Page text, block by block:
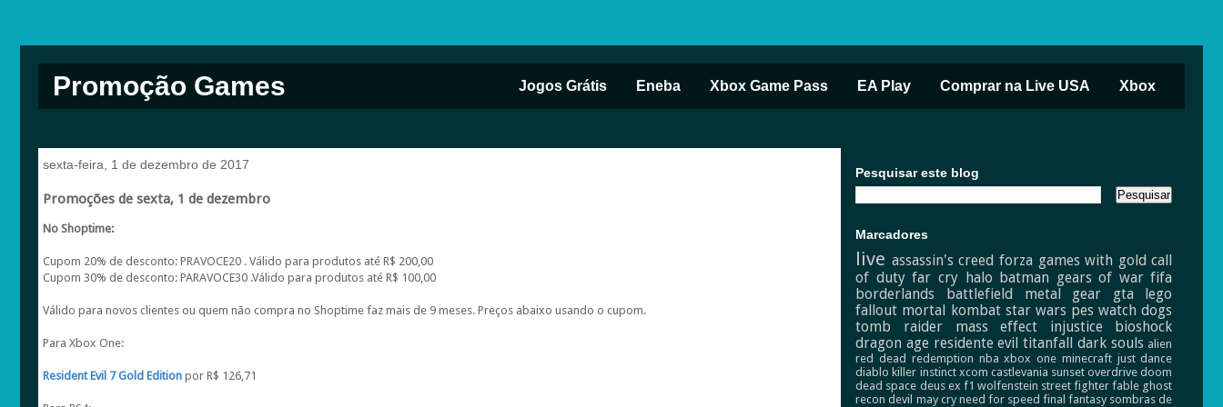
Promoção Games Jogos Grátis Eneba Xbox Game Pass EA Play Comprar na Live USA Xbox
sexta-feira, 1 de dezembro de 2017
Promoções de sexta, 1 de dezembro
No Shoptime:
Cupom 20% de desconto: PRAVOCE20 . Válido para produtos até R$ 200,00
Cupom 30% de desconto: PARAVOCE30 .Válido para produtos até R$ 100,00
Válido para novos clientes ou quem não compra no Shoptime faz mais de 9 meses. Preços abaixo usando o cupom.
Para Xbox One:
Resident Evil 7 Gold Edition por R$ 126,71
Pesquisar este blog
Marcadores
live assassin's creed forza games with gold call
of duty far cry halo batman gears of war fifa
borderlands
battlefield metal gear gta
lego
fallout mortal kombat star wars pes watch dogs
tomb raider
mass effect injustice
bioshock
dragon age residente evil titanfall dark souls alien
red dead redemption nba xbox one minecraft just dance
diablo killer instinct xcom castlevania sunset overdrive doom
dead space deus ex f1 wolfenstein street fighter fable ghost
recon devil may cry need for speed final fantasy sombras de